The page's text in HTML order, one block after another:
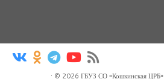
· © 2026 ГБУЗ СО «Кошкинская ЦРБ»